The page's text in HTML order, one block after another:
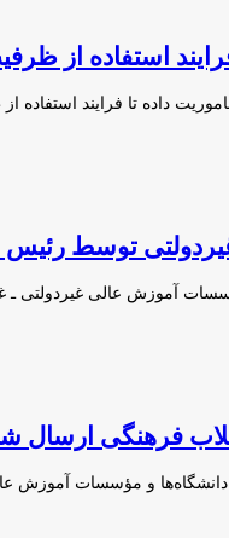
استفاده از
داده‌ تا فرایند
توسط رئیس
آموزش عالی غیردولتی ـ
فرهنگی ارسال
دانشگاه‌ها و مؤسسات آموزش